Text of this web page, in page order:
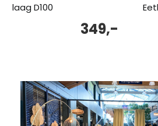
laag D100
349,-